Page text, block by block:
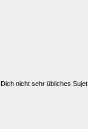
nicht sehr übliches Sujet